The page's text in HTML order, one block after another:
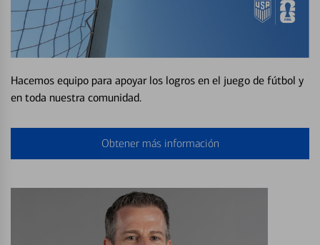
Hacemos equipo para apoyar los logros en el juego de fútbol y
en toda nuestra comunidad.
Obtener más información